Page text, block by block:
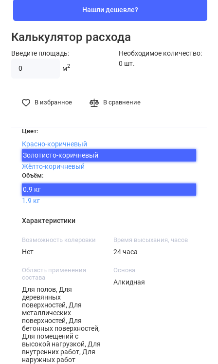
Нашли дешевле?
Калькулятор расхода
Введите площадь:
м2
Необходимое количество:
0 шт.
В избранное В сравнение
Цвет:
Красно-коричневый
Золотисто-коричневый
Жёлто-коричневый
Объём:
0.9 кг
1.9 кг
Характеристики
Возможность колеровки
Нет
Время высыхания, часов
24 часа
Область применения
состава
Для полов, Для
деревянных
поверхностей, Для
металлических
поверхностей, Для
бетонных поверхностей,
Для помещений с
высокой нагрузкой, Для
внутренних работ, Для
наружных работ
Основа
Алкидная